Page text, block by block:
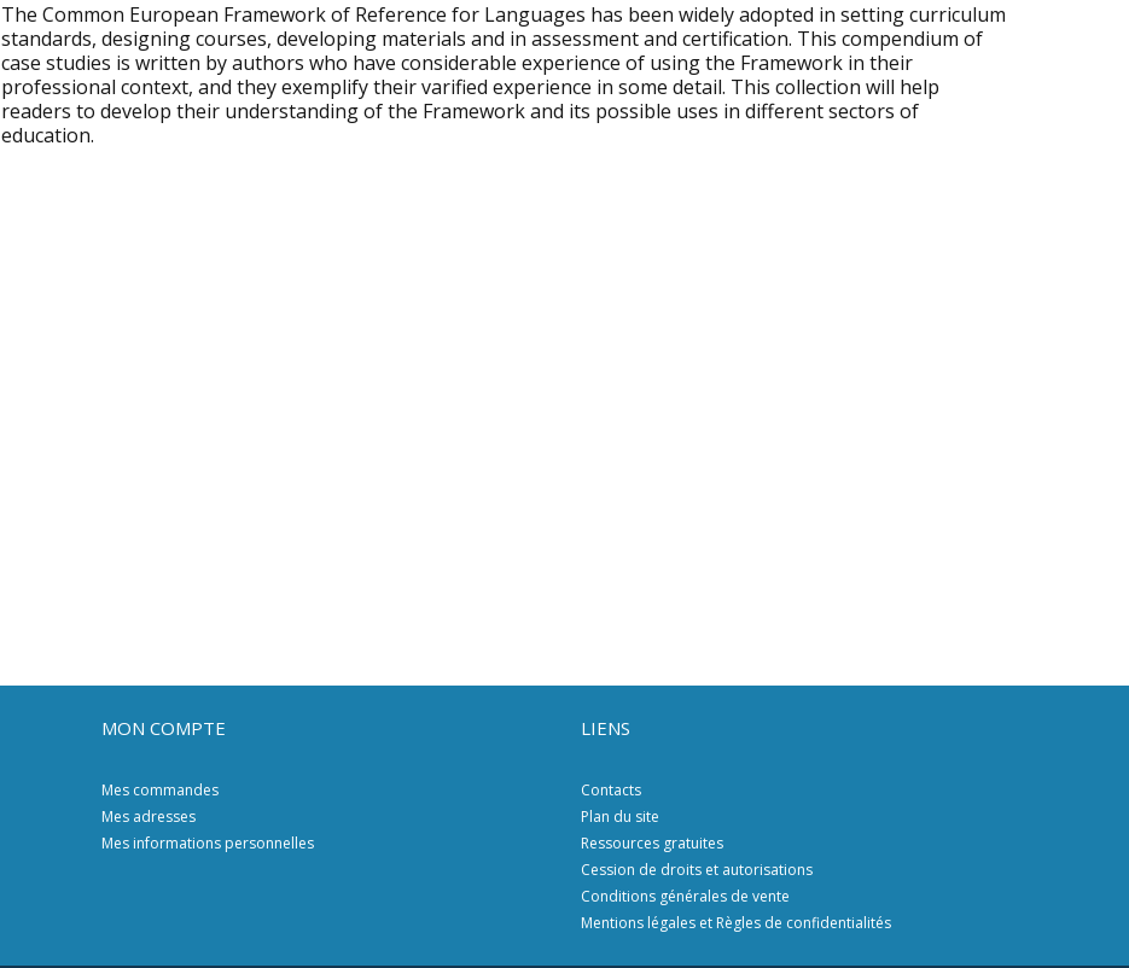
The Common European Framework of Reference for Languages has been widely adopted in setting curriculum
standards, designing courses, developing materials and in assessment and certification. This compendium of
case studies is written by authors who have considerable experience of using the Framework in their
professional context, and they exemplify their varified experience in some detail. This collection will help
readers to develop their understanding of the Framework and its possible uses in different sectors of
education.
MON COMPTE
Mes commandes
Mes adresses
Mes informations personnelles
LIENS
Contacts
Plan du site
Ressources gratuites
Cession de droits et autorisations
Conditions générales de vente
Mentions légales et Règles de confidentialités